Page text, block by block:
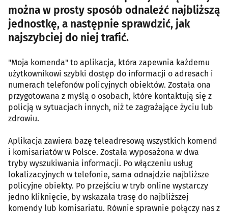
można w prosty sposób odnaleźć najbliższą
jednostkę, a następnie sprawdzić, jak
najszybciej do niej trafić.
"Moja komenda" to aplikacja, która zapewnia każdemu
użytkownikowi szybki dostęp do informacji o adresach i
numerach telefonów policyjnych obiektów. Została ona
przygotowana z myślą o osobach, które kontaktują się z
policją w sytuacjach innych, niż te zagrażające życiu lub
zdrowiu.
Aplikacja zawiera bazę teleadresową wszystkich komend
i komisariatów w Polsce. Została wyposażona w dwa
tryby wyszukiwania informacji. Po włączeniu usług
lokalizacyjnych w telefonie, sama odnajdzie najbliższe
policyjne obiekty. Po przejściu w tryb online wystarczy
jedno kliknięcie, by wskazała trasę do najbliższej
komendy lub komisariatu. Równie sprawnie połączy nas z